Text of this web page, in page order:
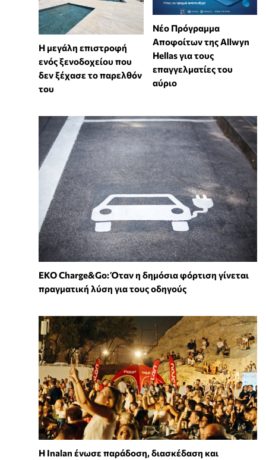
Η μεγάλη επιστροφή
ενός ξενοδοχείου που
δεν ξέχασε το παρελθόν
του
Νέο Πρόγραμμα
Αποφοίτων της Allwyn
Hellas για τους
επαγγελματίες του
αύριο
EKO Charge&Go: Όταν η δημόσια φόρτιση γίνεται
πραγματική λύση για τους οδηγούς
Η Inalan ένωσε παράδοση, διασκέδαση και